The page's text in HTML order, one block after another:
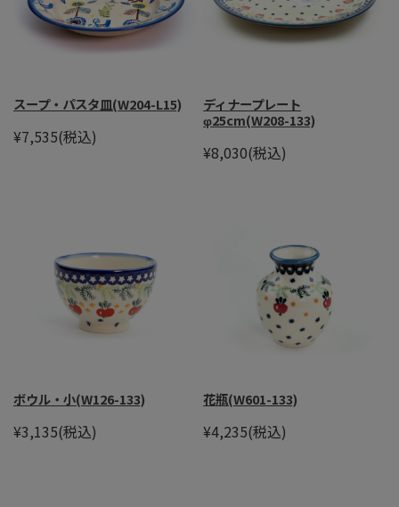
スープ・パスタ皿(W204-L15)
¥7,535(税込)
ディナープレート
φ25cm(W208-133)
¥8,030(税込)
ボウル・小(W126-133)
¥3,135(税込)
花瓶(W601-133)
¥4,235(税込)